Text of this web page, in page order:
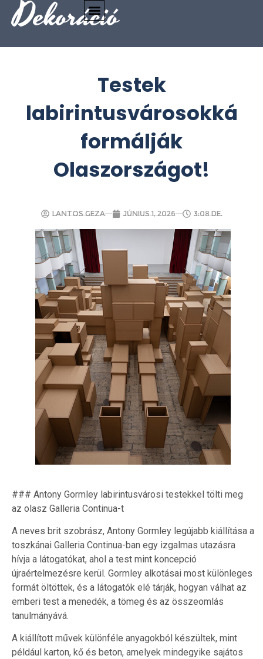
Dekoráció
Testek
labirintusvárosokká
formálják
Olaszországot!
Lantos Geza június 1, 2026 3:08 de.
### Antony Gormley labirintusvárosi testekkel tölti meg
az olasz Galleria Continua-t
A neves brit szobrász, Antony Gormley legújabb kiállítása a
toszkánai Galleria Continua-ban egy izgalmas utazásra
hívja a látogatókat, ahol a test mint koncepció
újraértelmezésre kerül. Gormley alkotásai most különleges
formát öltöttek, és a látogatók elé tárják, hogyan válhat az
emberi test a menedék, a tömeg és az összeomlás
tanulmányává.
A kiállított művek különféle anyagokból készültek, mint
például karton, kő és beton, amelyek mindegyike sajátos